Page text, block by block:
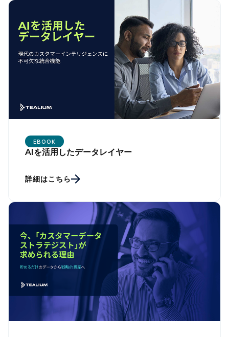
EBOOK
AIを活用したデータレイヤー
詳細はこちら